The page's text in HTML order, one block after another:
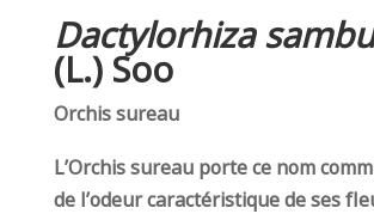
Dactylorhiza
(L.) Soo
Orchis sureau
L’Orchis sureau porte ce nom
de l’odeur caractéristique de ses